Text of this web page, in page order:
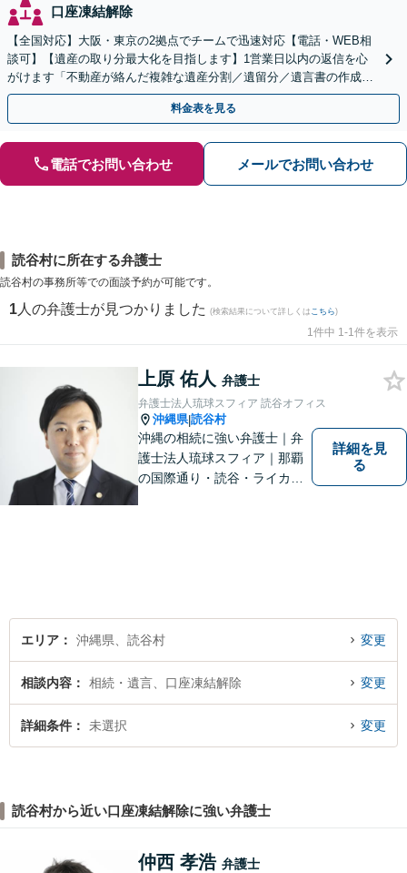
口座凍結解除
【全国対応】大阪・東京の2拠点でチームで迅速対応【電話・WEB相
談可】【遺産の取り分最大化を目指します】1営業日以内の返信を心
がけます「不動産が絡んだ複雑な遺産分割／遺留分／遺言書の作成・
執行／事業承継など、お任せください」【休日相談あり】
料金表を見る
電話でお問い合わせ メールでお問い合わせ
読谷村に所在する弁護士
読谷村の事務所等での面談予約が可能です。
1 人の弁護士が見つかりました (検索結果について詳しくは こちら)
1件中 1-1件を表示
上原 佑人 弁護士
弁護士法人琉球スフィア 読谷オフィス
沖縄県|読谷村
沖縄の相続に強い弁護士｜弁
護士法人琉球スフィア｜那覇
の国際通り・読谷・ライカム
詳細を見
る
エリア 沖縄県、読谷村 変更
相談内容 相続・遺言、口座凍結解除 変更
詳細条件 未選択 変更
読谷村から近い口座凍結解除に強い弁護士
仲西 孝浩 弁護士